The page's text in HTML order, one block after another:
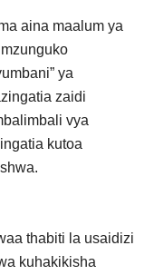
aina maalum ya
ya
zaidi
vya
kutoa
thabiti la usaidizi
kuhakikisha